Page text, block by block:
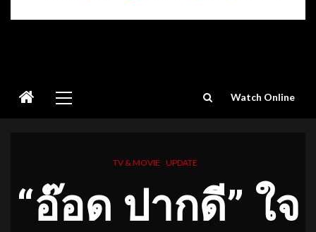
Menu
Watch Online
TV & MOVIE UPDATE
“อ๊อด ปากดี” ใจ